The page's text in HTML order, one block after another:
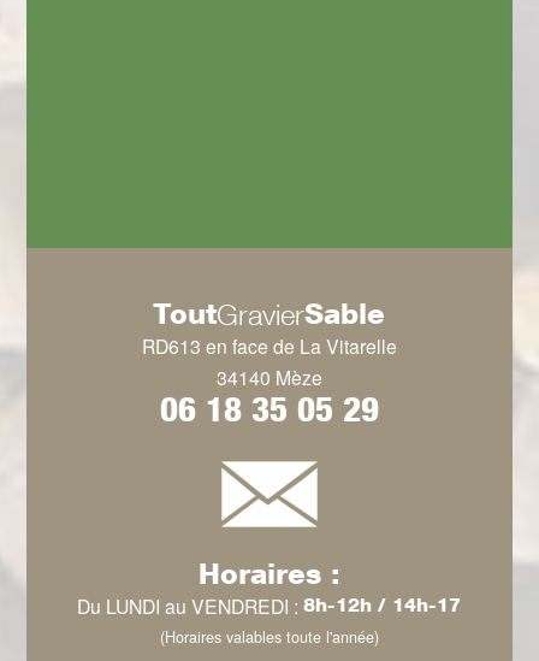
ToutGravierSable
RD613 en face de La Vitarelle
34140 Mèze
06 18 35 05 29
Horaires :
Du LUNDI au VENDREDI :8h-12h / 14h-17
(Horaires valables toute l'année)